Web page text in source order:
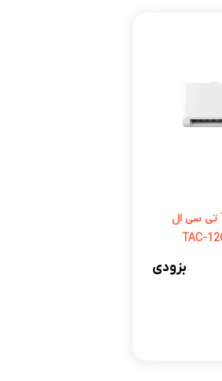
کولرگازی 12000 روتاری-T3 تی سی ال
بزودی